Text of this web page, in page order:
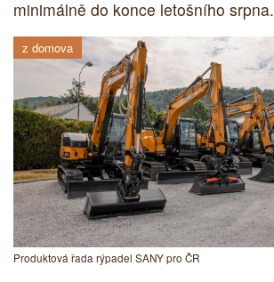
minimálně do konce letošního srpna.
z domova
Produktová řada rýpadel SANY pro ČR